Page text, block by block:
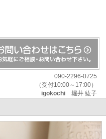
090-2296-0725
（受付10:00～17:00）
igokochi堀井 紘子